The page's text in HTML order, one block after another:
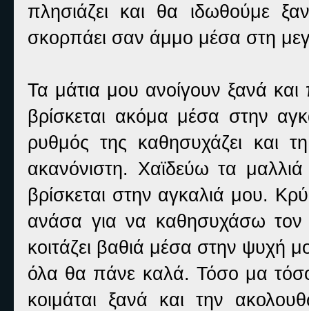
πλησιάζει και θα ιδωθούμε
σκορπάει σαν άμμο μέσα στη
Τα μάτια μου ανοίγουν ξανά
βρίσκεται ακόμα μέσα στην
ρυθμός της καθησυχάζει και
ακανόνιστη. Χαϊδεύω τα
βρίσκεται στην αγκαλιά μου.
ανάσα για να καθησυχάσω τον
κοιτάζει βαθιά μέσα στην ψυχή
όλα θα πάνε καλά. Τόσο μα
κοιμάται ξανά και την